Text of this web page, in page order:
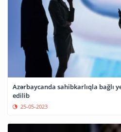
Azərbaycanda sahibkarlıqla bağlı
edilib
25-05-2023